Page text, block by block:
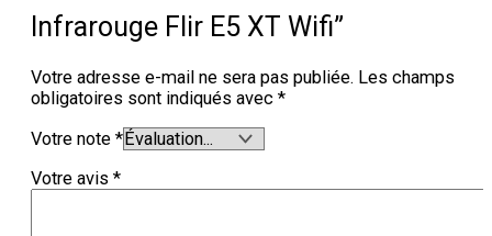
Infrarouge Flir E5 XT Wifi”
Votre adresse e-mail ne sera pas publiée. Les champs
obligatoires sont indiqués avec *
Votre note *
Votre avis *